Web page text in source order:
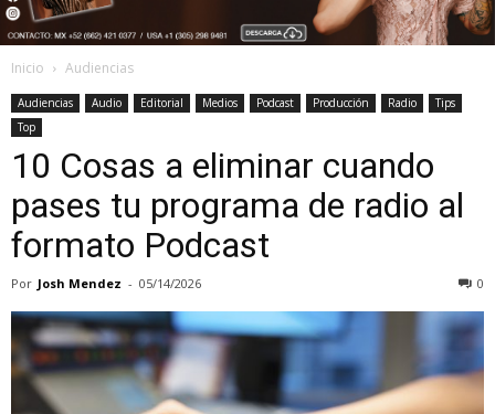
Inicio Audiencias
Audiencias Audio Editorial Medios Podcast Producción Radio
Tips
Top
10 Cosas a eliminar cuando
pases tu programa de radio al
formato Podcast
Por Josh Mendez - 05/14/2026 0